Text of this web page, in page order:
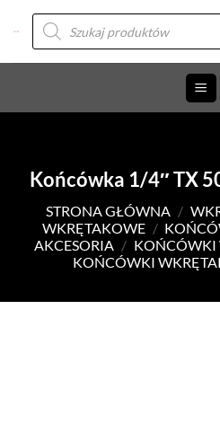
Przewiń
do
zawartości
Wyszukiwarka
produktów
Końcówka 1/4″ TX
STRONA GŁÓWNA /
WKRĘTAKOWE /
AKCESORIA / KOŃCÓWKI
KOŃCÓWKI